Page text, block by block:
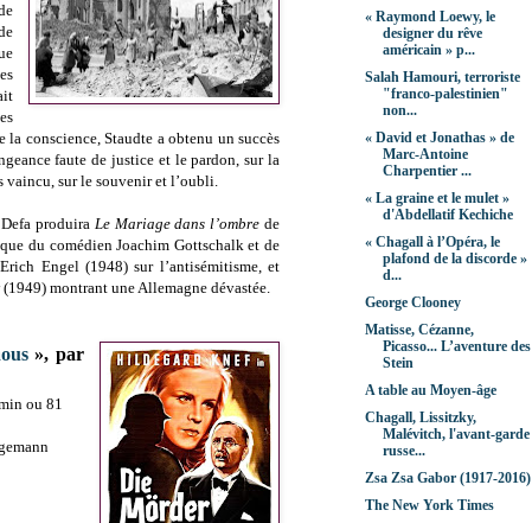
conscience, Staudte a obtenu un succès
faute de justice et le pardon, sur la
vaincu, sur le souvenir et l’oubli.
produira Le Mariage dans l’ombre de
du comédien Joachim Gottschalk et de
Engel (1948) sur l’antisémitisme, et
montrant une Allemagne dévastée.
», par
ou 81
« Raymond Loewy, le
designer du rêve
américain » p...
Salah Hamouri, terroriste
"franco-palestinien"
non...
« David et Jonathas » de
Marc-Antoine
Charpentier ...
« La graine et le mulet »
d'Abdellatif Kechiche
« Chagall à l’Opéra, le
plafond de la discorde »
d...
George Clooney
Matisse, Cézanne,
Picasso... L’aventure des
Stein
A table au Moyen-âge
Chagall, Lissitzky,
Malévitch, l'avant-garde
russe...
Zsa Zsa Gabor (1917-2016)
The New York Times